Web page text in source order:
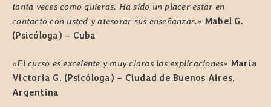
tanta veces como quieras. Ha sido un placer estar en
contacto con usted y atesorar sus enseñanzas.» Mabel G.
(Psicóloga) – Cuba
«El curso es excelente y muy claras las explicaciones» Maria
Victoria G. (Psicóloga) – Ciudad de Buenos Aires,
Argentina